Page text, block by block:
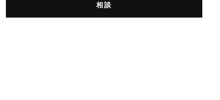
相談